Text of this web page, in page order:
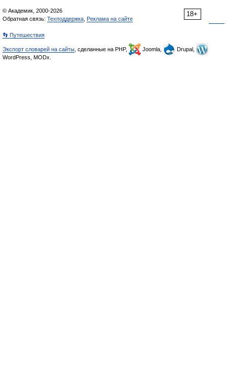
18+
© Академик, 2000-2026
Обратная связь: Техподдержка Реклама на сайте
👣 Путешествия
Экспорт словарей на сайты , сделанные на PHP, Joomla,
Drupal,
WordPress, MODx.